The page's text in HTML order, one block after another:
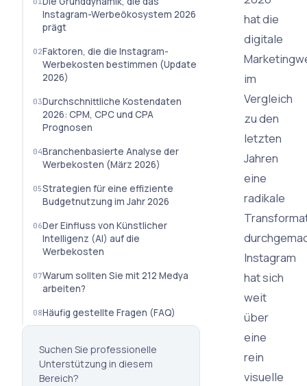
Instagram-Werbeökosystem 2026
prägt
Faktoren, die die Instagram-
Werbekosten bestimmen (Update
2026)
Durchschnittliche Kostendaten
2026: CPM, CPC und CPA
Prognosen
Branchenbasierte Analyse der
Werbekosten (März 2026)
Strategien für eine effiziente
Budgetnutzung im Jahr 2026
Der Einfluss von Künstlicher
Intelligenz (AI) auf die
Werbekosten
Warum sollten Sie mit 212 Medya
arbeiten?
Häufig gestellte Fragen (FAQ)
Suchen Sie professionelle
Unterstützung in diesem
Bereich?
hat die
digitale
im
Vergleich
zu den
letzten
Jahren
eine
radikale
Instagram
hat sich
weit
über
eine
rein
visuelle